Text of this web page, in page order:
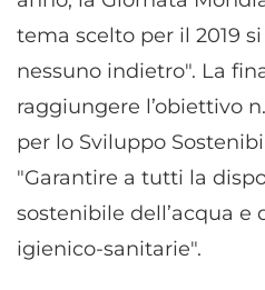
tema scelto per il 2019
nessuno indietro". La
raggiungere l’obiettivo
per lo Sviluppo
"Garantire a tutti la
sostenibile dell’acqua e
igienico-sanitarie".